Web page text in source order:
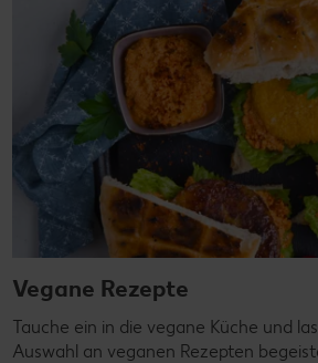
Vegane Rezepte
Tauche ein in die vegane Küche und
Auswahl an veganen Rezepten